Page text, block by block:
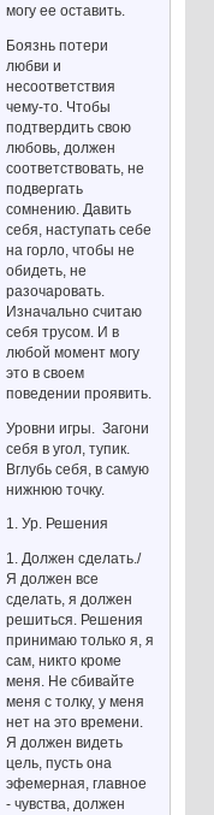
могу ее оставить.
Боязнь потери
любви и
несоответствия
чему-то. Чтобы
подтвердить свою
любовь, должен
соответствовать, не
подвергать
сомнению. Давить
себя, наступать себе
на горло, чтобы не
обидеть, не
разочаровать.
Изначально считаю
себя трусом. И в
любой момент могу
это в своем
поведении проявить.
Уровни игры. Загони
себя в угол, тупик.
Вглубь себя, в самую
нижнюю точку.
1. Ур. Решения
1. Должен сделать./
Я должен все
сделать, я должен
решиться. Решения
принимаю только я, я
сам, никто кроме
меня. Не сбивайте
меня с толку, у меня
нет на это времени.
Я должен видеть
цель, пусть она
эфемерная, главное
- чувства, должен